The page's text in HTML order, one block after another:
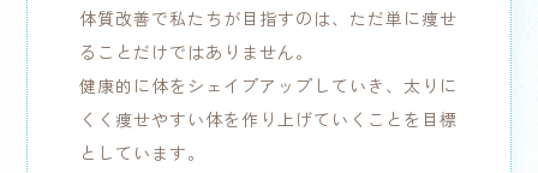
体質改善で私たちが目指すのは、ただ単に痩せ
ることだけではありません。
健康的に体をシェイプアップしていき、太りに
くく痩せやすい体を作り上げていくことを目標
としています。